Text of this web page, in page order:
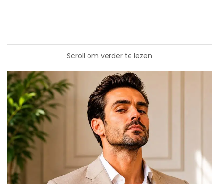
Scroll om verder te lezen